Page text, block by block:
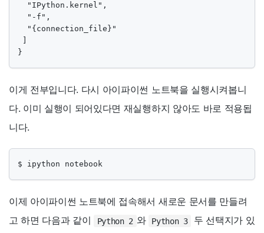
  "IPython.kernel",
  "-f",
  "{connection_file}"
}
이게 전부입니다. 다시 아이파이썬 노트북을 실행시켜봅니
다. 이미 실행이 되어있다면 재실행하지 않아도 바로 적용됩
니다.
$ ipython notebook
이제 아이파이썬 노트북에 접속해서 새로운 문서를 만들려
고 하면 다음과 같이
Python 2 와 Python 3
두 선택지가 있